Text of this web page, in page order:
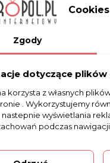
70564
Cookies
Zgody
dotyczące plików
korzysta z własnych
. Wykorzystujemy
nastepnie wyświetlania
podczas nawigacji.